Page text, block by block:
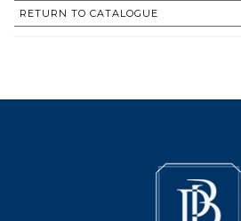
RETURN TO CATALOGUE